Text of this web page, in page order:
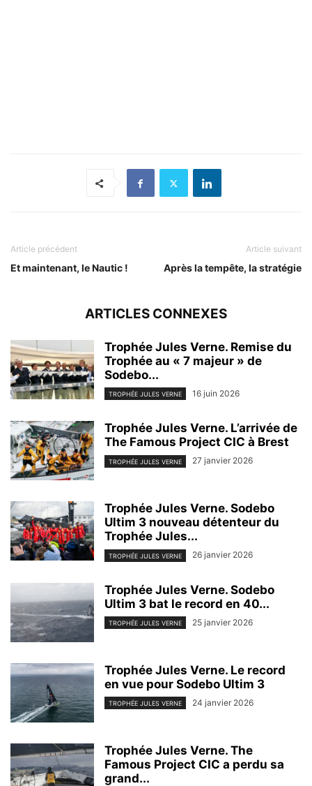
Article précédent
Et maintenant, le Nautic !
Article suivant
Après la tempête, la stratégie
ARTICLES CONNEXES
Trophée Jules Verne. Remise du
Trophée au « 7 majeur » de
Sodebo...
TROPHÉE JULES VERNE 16 juin 2026
Trophée Jules Verne. L’arrivée de
The Famous Project CIC à Brest
TROPHÉE JULES VERNE 27 janvier 2026
Trophée Jules Verne. Sodebo
Ultim 3 nouveau détenteur du
Trophée Jules...
TROPHÉE JULES VERNE 26 janvier 2026
Trophée Jules Verne. Sodebo
Ultim 3 bat le record en 40...
TROPHÉE JULES VERNE 25 janvier 2026
Trophée Jules Verne. Le record
en vue pour Sodebo Ultim 3
TROPHÉE JULES VERNE 24 janvier 2026
Trophée Jules Verne. The
Famous Project CIC a perdu sa
grand...